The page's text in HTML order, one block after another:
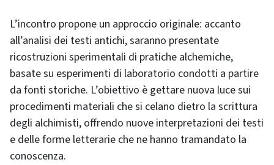
L’incontro propone un approccio originale: accanto
all’analisi dei testi antichi, saranno presentate
ricostruzioni sperimentali di pratiche alchemiche,
basate su esperimenti di laboratorio condotti a partire
da fonti storiche. L’obiettivo è gettare nuova luce sui
procedimenti materiali che si celano dietro la scrittura
degli alchimisti, offrendo nuove interpretazioni dei testi
e delle forme letterarie che ne hanno tramandato la
conoscenza.